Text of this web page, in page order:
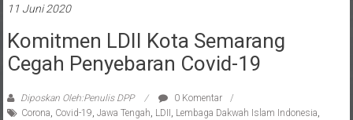
11 Juni 2020
Komitmen LDII Kota Semarang
Cegah Penyebaran Covid-19
Diposkan Oleh:Penulis DPP
0 Komentar
Corona Covid-19 Jawa Tengah LDII Lembaga Dakwah Islam Indonesia